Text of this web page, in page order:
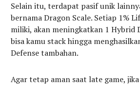
Selain itu, terdapat pasif unik
bernama Dragon Scale. Setiap 1%
miliki, akan meningkatkan 1 Hybrid
bisa kamu stack hingga
Defense tambahan.
Agar tetap aman saat late game,